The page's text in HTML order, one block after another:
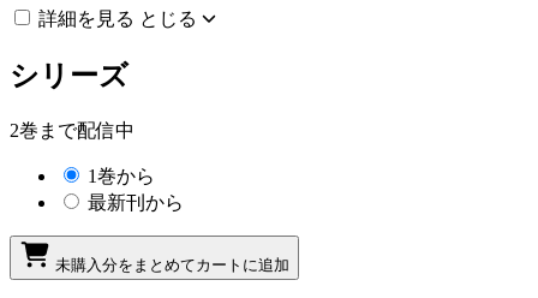
詳細を見る とじる
シリーズ
2巻まで配信中
1巻から
最新刊から
未購入分をまとめてカートに追加